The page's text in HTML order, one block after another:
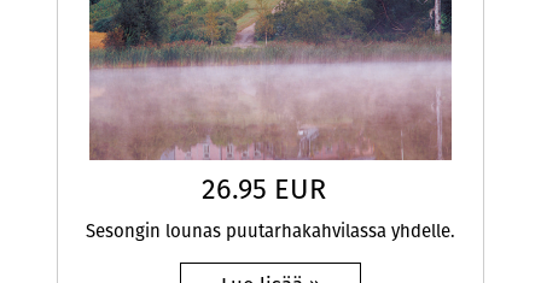
26.95 EUR
Sesongin lounas puutarhakahvilassa​ yhdelle.